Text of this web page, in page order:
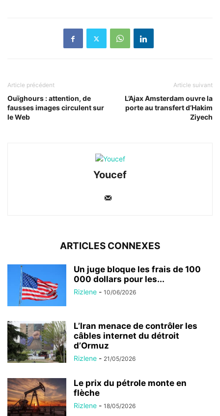
Article précédent
Ouïghours : attention, de
fausses images circulent sur
le Web
Article suivant
L’Ajax Amsterdam ouvre la
porte au transfert d’Hakim
Ziyech
Youcef
ARTICLES CONNEXES
Un juge bloque les frais de 100
000 dollars pour les...
Rizlene - 10/06/2026
L’Iran menace de contrôler les
câbles internet du détroit
d’Ormuz
Rizlene - 21/05/2026
Le prix du pétrole monte en
flèche
Rizlene - 18/05/2026